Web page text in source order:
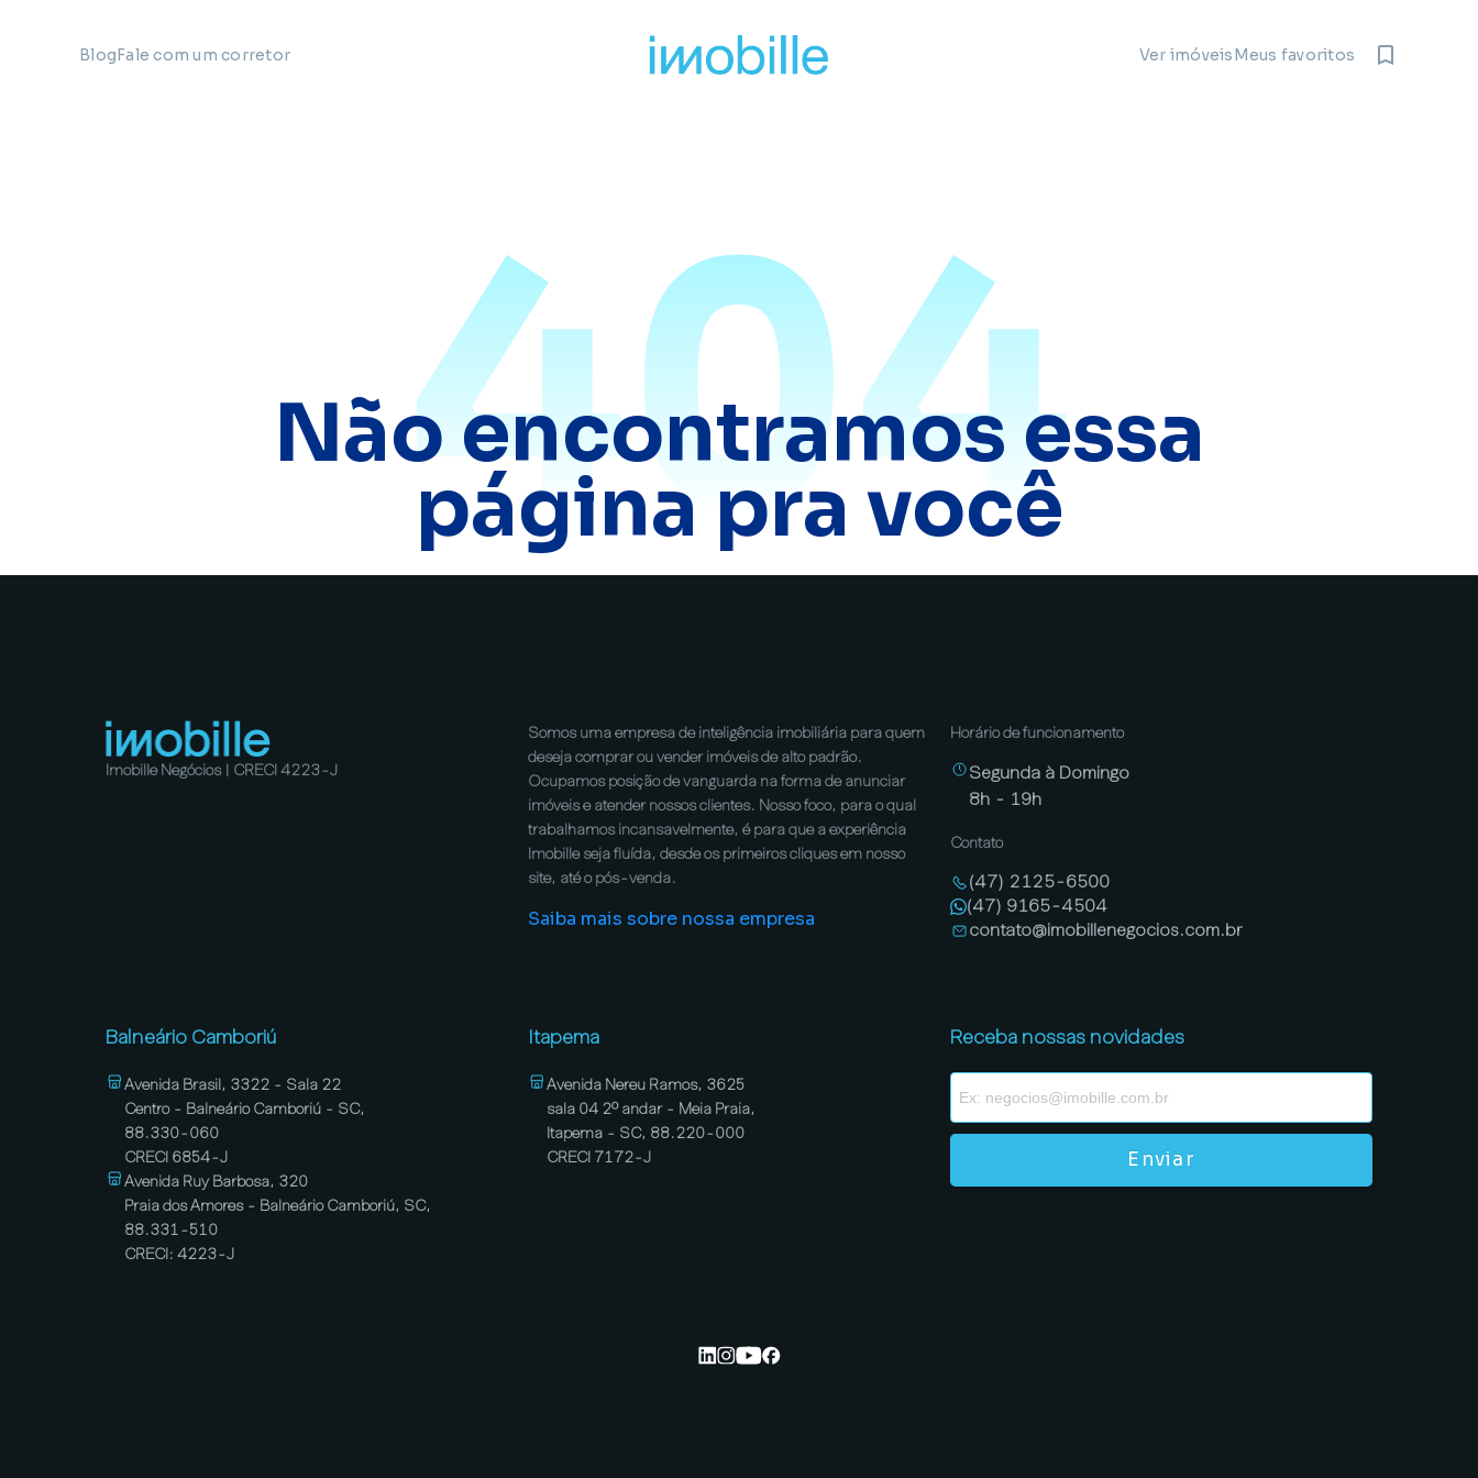
BlogFale com um corretor Ver imóveisMeus favoritos
404
Não encontramos essa
página pra você
Imobille Negócios | CRECI 4223-J
Somos uma empresa de inteligência imobiliária para quem
deseja comprar ou vender imóveis de alto padrão.
Ocupamos posição de vanguarda na forma de anunciar
imóveis e atender nossos clientes. Nosso foco, para o qual
trabalhamos incansavelmente, é para que a experiência
Imobille seja fluída, desde os primeiros cliques em nosso
site, até o pós-venda.
Saiba mais sobre nossa empresa
Horário de funcionamento
Segunda à Domingo
8h - 19h
Contato
(47) 2125-6500
(47) 9165-4504
contato@imobillenegocios.com.br
Balneário Camboriú
Avenida Brasil, 3322 - Sala 22
Centro - Balneário Camboriú - SC,
88.330-060
CRECI 6854-J
Avenida Ruy Barbosa, 320
Praia dos Amores - Balneário Camboriú, SC,
88.331-510
CRECI: 4223-J
Itapema
Avenida Nereu Ramos, 3625
sala 04 2º andar - Meia Praia,
Itapema - SC, 88.220-000
CRECI 7172-J
Receba nossas novidades
Enviar